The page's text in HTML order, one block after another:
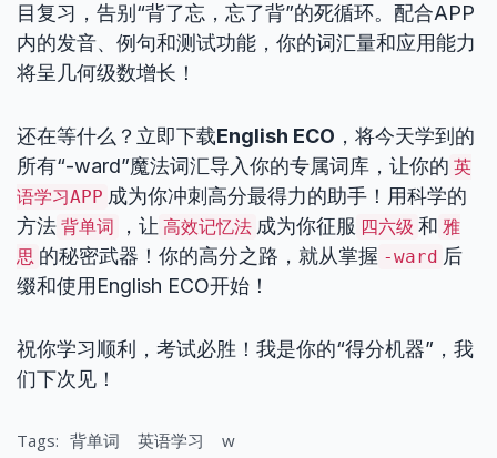
目复习，告别“背了忘，忘了背”的死循环。配合APP
内的发音、例句和测试功能，你的词汇量和应用能力
将呈几何级数增长！
还在等什么？立即下载English ECO ，将今天学到的
所有“-ward”魔法词汇导入你的专属词库，让你的 英
语学习APP 成为你冲刺高分最得力的助手！用科学的
方法 背单词 ，让 高效记忆法 成为你征服 四六级 和 雅
思 的秘密武器！你的高分之路，就从掌握 -ward 后
缀和使用English ECO开始！
祝你学习顺利，考试必胜！我是你的“得分机器”，我
们下次见！
Tags: 背单词 英语学习 w